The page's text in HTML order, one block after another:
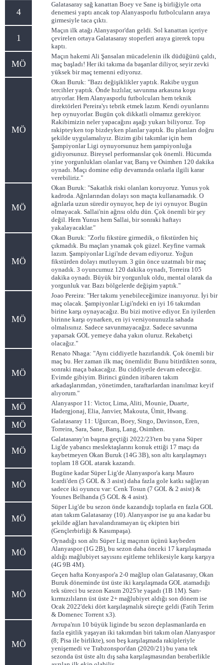
4
Galatasaray sağ kanattan Boey ve Sane iş birliğiyle orta
denemesi yaptı ancak top Alanyasporlu futbolcuların araya
girmesiyle taca çıktı.
1
Maçın ilk atağı Alanyaspor'dan geldi. Sol kanattan içeriye
çevirelen ortaya Galatasaray stoperleri araya girerek topu
kaptı.
MÖ
Maçın hakemi Ali Şansalan mücadelenin ilk düdüğünü çaldı,
maç başladı! Her iki takıma da başarılar diliyor, seyir zevki
yüksek bir maç temenni ediyoruz.
MÖ
Okan Buruk: "Bazı değişiklikler yaptık. Rakibe uygun
tercihler yaptık. Önde hızlılar, savunma arkasına koşu
atıyorlar. Hem Alanyasporlu futbolcuları hem teknik
direktörleri Pereira'yı tebrik etmek lazım. Kendi oyunlarını
hep oynuyorlar. Bugün çok dikkatli olmamız gerekiyor.
Rakibimizin neler yapacağını aşağı yukarı biliyoruz. Top
rakipteyken top bizdeyken planlar yaptık. Bu planları doğru
şekilde uygulamalıyız. Bizim gibi takımlar için hem
Şampiyonlar Ligi oynuyorsunuz hem şampiyonluğa
gidiyorsunuz. Bireysel performanslar çok önemli. Hücumda
yine yorgunlukları olanlar var, Barış ve Osimhen 120 dakika
oynadı. Maçı domine edip devamında onlarla ilgili karar
verebiliriz."
MÖ
Okan Buruk: "Sakatlık riski olanları koruyoruz. Yunus yok
kadroda. Ağrılarından dolayı son maçta kullanamadık. O
ağrılarla uzun süredir oynuyor, hep de iyi oynuyor. Bugün
olmayacak. Sallai'nin ağrısı oldu dün. Çok önemli bir şey
değil. Hem Yunus hem Sallai, bir sonraki haftayı
yakalayacaklar."
MÖ
Okan Buruk: "Zorlu fikstüre girmedik, o fikstürden hiç
çıkmadık. Bu maçları ynamak çok güzel. Keyfine varmak
lazım. Şampiyonlar Ligi'nde devam ediyoruz. Yoğun
fikstürden dolayı mutluyum. 3 gün önce uzatmalı bir maç
oynadık. 3 oyuncumuz 120 dakika oynadı, Torreira 105
dakika oynadı. Büyük bir yorgunluk oldu, mental olarak da
yorgunluk var. Bazı bölgelerde değişim yaptık."
MÖ
Joao Pereira: "Her takımı yenebileceğimize inanıyoruz. İyi bir
maç olacak. Şampiyonlar Ligi'ndeki en iyi 16 takımdan
birine karşı oynayacağız. Bu bizi motive ediyor. En iyilerden
birinne karşı oynarken, en iyi versiyonunuzla sahada
olmalısınız. Sadece savunmayacağız. Sadece savunma
yaparsak GOL yemeye daha yakın oluruz. Rekabetçi
olacağız."
MÖ
Renato Nhaga: "Aynı ciddiyetle hazırlandık. Çok önemli bir
maç bu. Her zaman ilk maç önemlidir. Bunu bitirdikten sonra,
sonraki maça bakacağız. Bu ciddiyetle devam edeceğiz.
Evimde gibiyim. Birinci günden itibaren takım
arkadaşlarımdan, yönetimden, taraftarlardan inanılmaz keyif
alıyorum."
MÖ
Alanyaspor 11: Victor, Lima, Aliti, Mounie, Duarte,
Hadergjonaj, Elia, Janvier, Makouta, Ümit, Hwang.
MÖ
Galatasaray 11: Uğurcan, Boey, Singo, Davinson, Eren,
Torreira, Sara, Sane, Barış, Lang, Osimhen.
MÖ
Galatasaray'ın başına geçtiği 2022/23'ten bu yana Süper
Lig'de yabancı meslektaşlarını konuk ettiği 17 maçı da
kaybetmeyen Okan Buruk (14G 3B), son altı karşılaşmayı
toplam 18 GOL atarak kazandı.
MÖ
Bugüne kadar Süper Lig'de Alanyaspor'a karşı Mauro
Icardi'den (5 GOL & 3 asist) daha fazla gole katkı sağlayan
sadece iki oyuncu var: Cenk Tosun (7 GOL & 2 asist) &
Younes Belhanda (5 GOL & 4 asist).
MÖ
Süper Lig'de bu sezon önde kazandığı toplarla en fazla GOL
atan takım Galatasaray (10). Alanyaspor ise şu ana kadar bu
şekilde ağları havalandıramayan üç ekipten biri
(Gençlerbirliği & Kasımpaşa).
MÖ
Oynadığı son altı Süper Lig maçının üçünü kaybeden
Alanyaspor (1G 2B), bu sezon daha önceki 17 karşılaşmada
aldığı mağlubiyet sayısını eşitleme tehlikesiyle karşı karşıya
(4G 9B 4M).
MÖ
Geçen hafta Konyaspor'a 2-0 mağlup olan Galatasaray, Okan
Buruk döneminde üst üste iki karşılaşmada GOL atamadığı
tek süreci bu sezon Kasım 2025'te yaşadı (1B 1M). Sarı-
kırmızılıların üst üste 2+ mağlubiyet aldığı son dönem ise
Ocak 2022'deki dört karşılaşmalık süreçte geldi (Fatih Terim
& Domenec Torrent x3).
MÖ
Avrupa'nın 10 büyük liginde bu sezon deplasmanlarda en
fazla eşitlik yaşayan iki takımdan biri takım olan Alanyaspor
(8; Pisa ile birlikte), son beş karşılaşmada rakipleriyle
yenişemedi ve Trabzonspor'dan (2020/21) bu yana tek
sezonda üst üste altı dış saha karşılaşmasından beraberlikle